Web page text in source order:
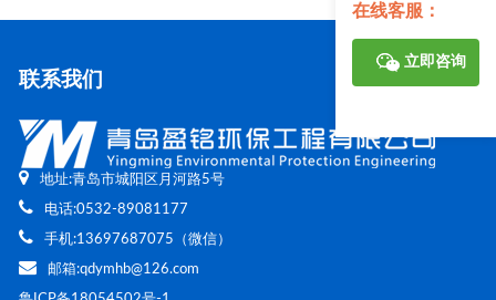
联系我们
地址:青岛市城阳区月河路5号
电话:0532-89081177
手机:13697687075（微信）
邮箱:qdymhb@126.com
在线客服：
立即咨询